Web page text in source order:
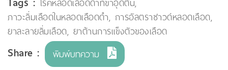
ภาวะลิ่มเลือดในหลอดเลือดดำ, การอัลตราซาวด์หลอดเลือด,
ยาละลายลิ่มเลือด, ยาต้านการแข็งตัวของเลือด
Share : พิมพ์บทความ